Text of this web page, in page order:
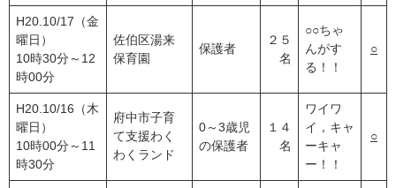
H20.10/17（金
曜日）
10時30分～12
時00分
佐伯区湯来
保育園
保護者
２５
名
○○ちゃ
んがす
る！！
○
H20.10/16（木
曜日）
10時00分～11
時30分
府中市子育
て支援わく
わくランド
0～3歳児
の保護者
１４
名
ワイワ
イ，キャ
ーキャ
ー！！
○